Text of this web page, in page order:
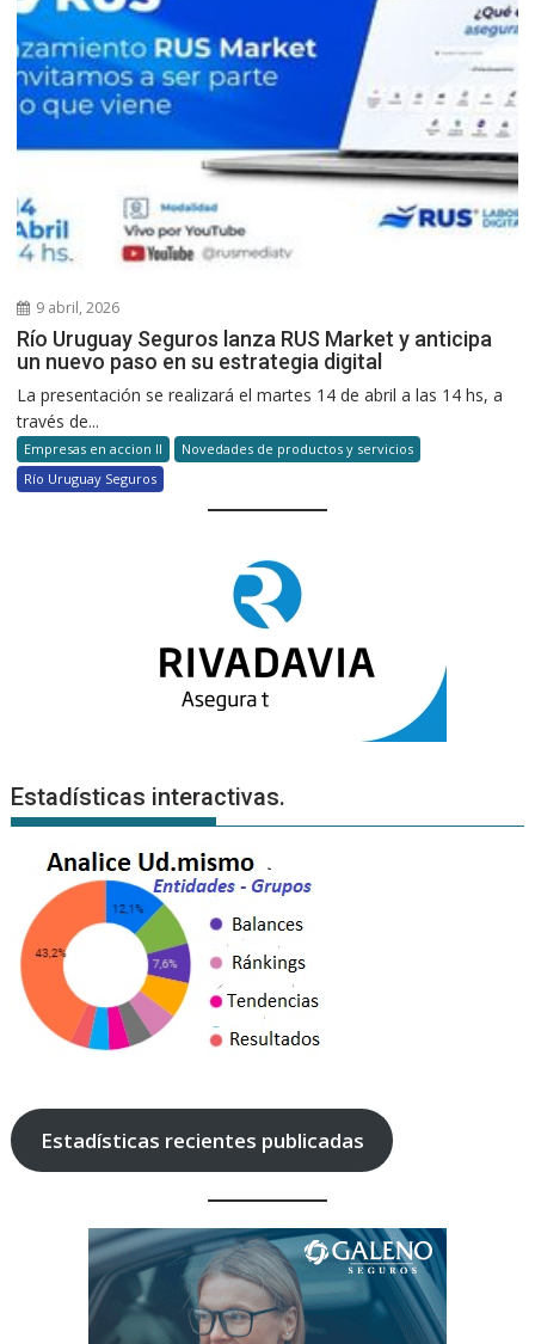
9 abril, 2026
Río Uruguay Seguros lanza RUS Market y anticipa
un nuevo paso en su estrategia digital
La presentación se realizará el martes 14 de abril a las 14 hs, a
través de...
Empresas en accion II
Novedades de productos y servicios
Río Uruguay Seguros
Estadísticas interactivas.
Estadísticas recientes publicadas